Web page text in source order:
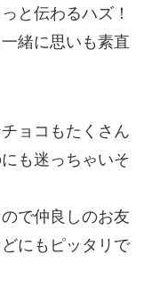
と伝わるハズ！
緒に思いも素直
ョコもたくさん
も迷っちゃいそ
で仲良しのお友
にもピッタリで